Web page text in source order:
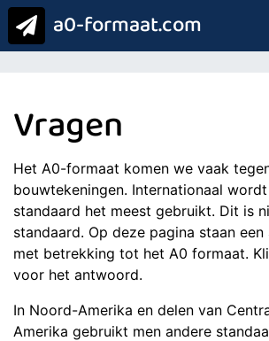
a0-formaat.com
Vragen
Het A0-formaat komen we vaak
bouwtekeningen. Internationaal wordt
standaard het meest gebruikt. Dit is
standaard. Op deze pagina staan
met betrekking tot het A0 formaat.
voor het antwoord.
In Noord-Amerika en delen van
Amerika gebruikt men andere